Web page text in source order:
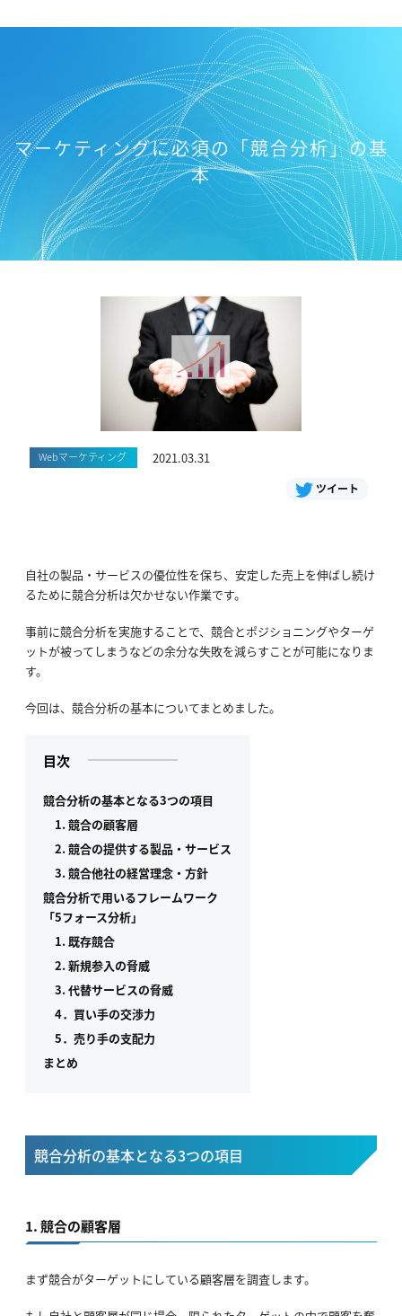
マーケティングに必須の「競合分析」の基
本
Webマーケティング 2021.03.31
ツイート
自社の製品・サービスの優位性を保ち、安定した売上を伸ばし続け
るために競合分析は欠かせない作業です。
事前に競合分析を実施することで、競合とポジショニングやターゲ
ットが被ってしまうなどの余分な失敗を減らすことが可能になりま
す。
今回は、競合分析の基本についてまとめました。
目次
競合分析の基本となる3つの項目
1. 競合の顧客層
2. 競合の提供する製品・サービス
3. 競合他社の経営理念・方針
競合分析で用いるフレームワーク
「5フォース分析」
1. 既存競合
2. 新規参入の脅威
3. 代替サービスの脅威
4．買い手の交渉力
5．売り手の支配力
まとめ
競合分析の基本となる3つの項目
1. 競合の顧客層
まず競合がターゲットにしている顧客層を調査します。